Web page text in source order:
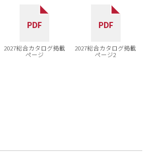
2027総合カタログ掲載
ページ
2027総合カタログ掲載
ページ2